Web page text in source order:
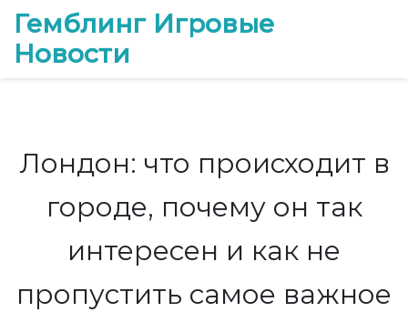
Гемблинг Игровые
Новости
Лондон: что происходит в
городе, почему он так
интересен и как не
пропустить самое важное